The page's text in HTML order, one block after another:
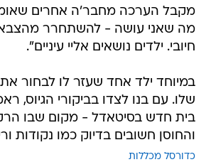
מקבל הערכה מחבר'ה אחרים
מה שאני עושה - להשתחרר
חיובי. ילדים נושאים אליי עיניים".
במיוחד ילד אחד שעזר לו לבחור
שלו. עם בנו לצדו בביקורי הגיוס,
בית חדש בסיטאדל - מקום שבו
והחוסן חשובים בדיוק כמו נקודות
כדורסל מכללות